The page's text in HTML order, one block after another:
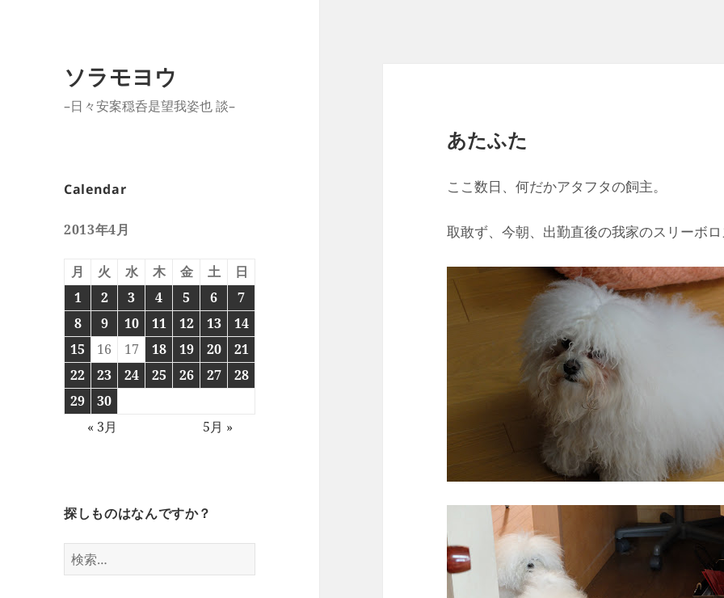
ソラモヨウ
–日々安案穏呑是望我姿也 談–
Calendar
2013年4月
月 火 水 木 金 土
日
1
2 3 4 5 6
7
8
9 10 11 12 13
14
15
16 17 18 19 20
21
22
23 24 25 26 27
28
29
30
« 3月
5月 »
探しものはなんですか？
検
索:
あたふた
ここ数日、何だかアタフタの飼主。
取敢ず、今朝、出勤直後の我家のスリーボ